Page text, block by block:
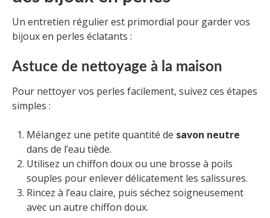
Un entretien régulier est primordial pour garder vos
bijoux en perles éclatants :
Astuce de nettoyage à la maison
Pour nettoyer vos perles facilement, suivez ces étapes
simples :
Mélangez une petite quantité de savon neutre
dans de l’eau tiède.
Utilisez un chiffon doux ou une brosse à poils
souples pour enlever délicatement les salissures.
Rincez à l’eau claire, puis séchez soigneusement
avec un autre chiffon doux.